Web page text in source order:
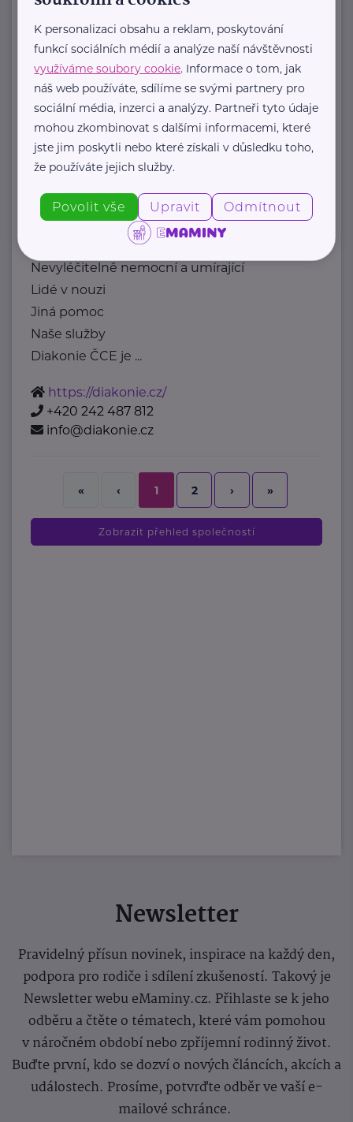
http://www.csstachov.cz
+420 374 732 911
reditel@csstachov.cz
Diakonie Českobratrské církve
evangelické
Belgická 22 Praha 2
Děti, mládež, rodiny
Lidé se znevýhodněním
Nevyléčitelně nemocní a umírající
Lidé v nouzi
Jiná pomoc
Naše služby
Diakonie ČCE je ...
https://diakonie.cz/
+420 242 487 812
info@diakonie.cz
« ‹ 1 2 › »
Zobrazit přehled společností
Newsletter
Pravidelný přísun novinek, inspirace na každý den,
podpora pro rodiče i sdílení zkušeností. Takový je
Newsletter webu eMaminy.cz. Přihlaste se k jeho
odběru a čtěte o tématech, které vám pomohou
v náročném období nebo zpříjemní rodinný život.
Buďte první, kdo se dozví o nových článcích, akcích a
událostech. Prosíme, potvrďte odběr ve vaší e-
mailové schránce.
K personalizaci obsahu a reklam, poskytování
funkcí sociálních médií a analýze naší návštěvnosti
využíváme soubory cookie. Informace o tom, jak
náš web používáte, sdílíme se svými partnery pro
sociální média, inzerci a analýzy. Partneři tyto údaje
mohou zkombinovat s dalšími informacemi, které
jste jim poskytli nebo které získali v důsledku toho,
že používáte jejich služby.
Povolit vše Upravit Odmítnout